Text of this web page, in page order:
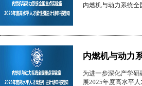
内燃机与动力系统
内燃机与动力
为进一步深化产学
展2025年度高水平